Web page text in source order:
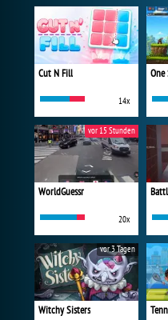
Cut N Fill
14x
WorldGuessr
20x
vor 15 Stunden
Witchy Sisters
vor 3 Tagen